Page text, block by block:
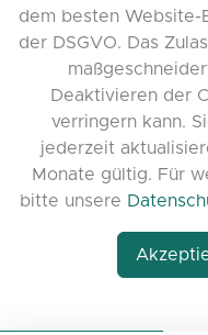
Release Notes
© 2026
vorbehalten
dem besten Website-
der DSGVO. Das
Deaktivieren der
verringern kann.
jederzeit
Monate gültig. Für
bitte unsere